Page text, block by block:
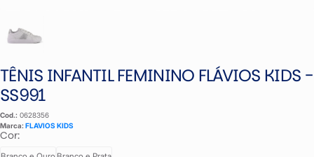
TÊNIS INFANTIL FEMININO FLÁVIOS KIDS -
SS991
Cod.: 0628356
Marca: FLAVIOS KIDS
Cor: